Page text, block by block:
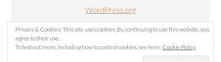
WordPress.org
Privacy & Cookies: This site uses cookies. By continuing to use this website, you
agree to their use.
To find out more, including how to control cookies, see here: Cookie Policy